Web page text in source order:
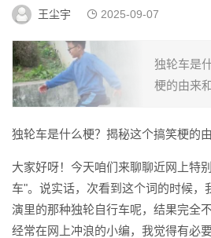
王尘宇 2025-09-07
独轮车是
梗的由来
梗——"独
论杂技表
独轮车是什么梗？揭秘这个搞笑梗的
大家好呀！今天咱们来聊聊近网上
车"。说实话，次看到这个词的时候，
演里的那种独轮自行车呢，结果完全
经常在网上冲浪的小编，我觉得有必